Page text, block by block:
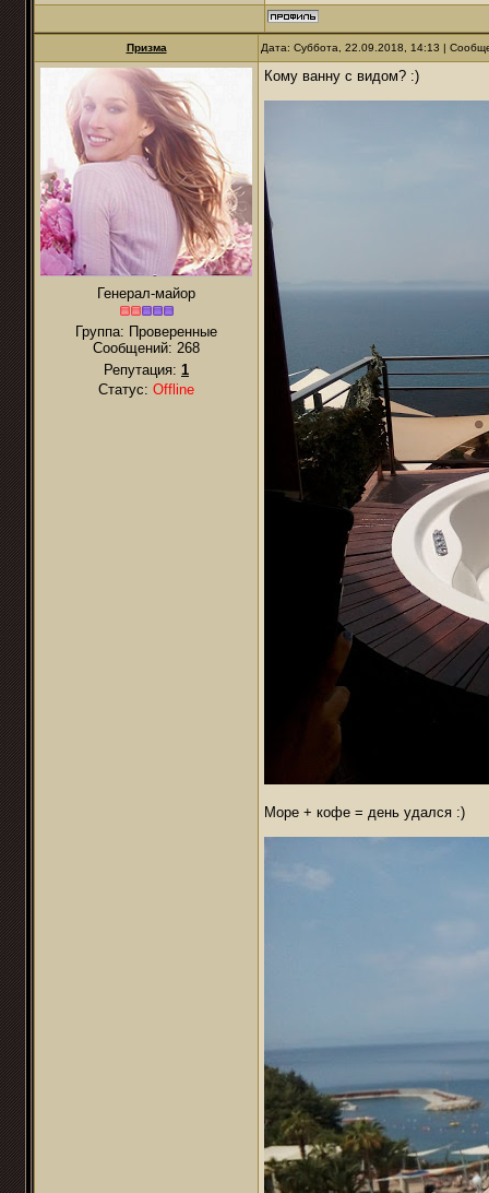
Призма Дата: Суббота, 22.09.2018, 14:13 |
Генерал-майор
Группа: Проверенные
Сообщений: 268
Репутация: 1
Статус: Offline
Кому ванну с видом? :)
Море + кофе = день удался :)